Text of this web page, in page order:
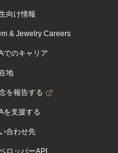
向け情報
& Jewelry Careers
でのキャリア
地
を報告する
を支援する
合わせ先